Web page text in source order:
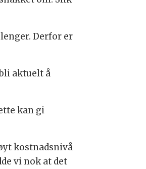
Derfor er
aktuelt å
kan gi
kostnadsnivå
vi nok at det